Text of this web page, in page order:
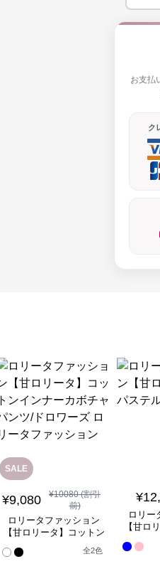
お支払
ク
SALE
¥9,080 ¥10080(割引
前)
ロリータファッション
【甘ロリータ】コットン
インナーカボチャパン
ツ/ドロワーズ ロリータ
全2色
¥
ロリー
【甘ロ